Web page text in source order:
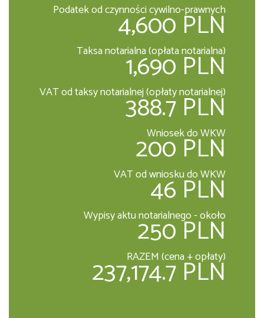
Podatek od czynności cywilno-prawnych
4,600 PLN
Taksa notarialna (opłata notarialna)
1,690 PLN
VAT od taksy notarialnej (opłaty notarialnej)
388.7 PLN
Wniosek do WKW
200 PLN
VAT od wniosku do WKW
46 PLN
Wypisy aktu notarialnego - około
250 PLN
RAZEM (cena + opłaty)
237,174.7 PLN